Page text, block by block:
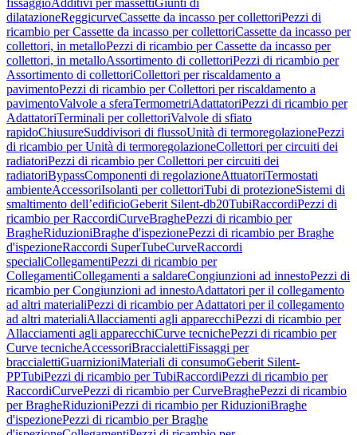
fissaggioAdditivi per massettiGiunti di
dilatazioneReggicurveCassette da incasso per collettoriPezzi di
ricambio per Cassette da incasso per collettoriCassette da incasso per
collettori, in metalloPezzi di ricambio per Cassette da incasso per
collettori, in metalloAssortimento di collettoriPezzi di ricambio per
Assortimento di collettoriCollettori per riscaldamento a
pavimentoPezzi di ricambio per Collettori per riscaldamento a
pavimentoValvole a sferaTermometriAdattatoriPezzi di ricambio per
AdattatoriTerminali per collettoriValvole di sfiato
rapidoChiusureSuddivisori di flussoUnità di termoregolazionePezzi
di ricambio per Unità di termoregolazioneCollettori per circuiti dei
radiatoriPezzi di ricambio per Collettori per circuiti dei
radiatoriBypassComponenti di regolazioneAttuatoriTermostati
ambienteAccessoriIsolanti per collettoriTubi di protezioneSistemi di
smaltimento dell’edificioGeberit Silent-db20TubiRaccordiPezzi di
ricambio per RaccordiCurveBraghePezzi di ricambio per
BragheRiduzioniBraghe d'ispezionePezzi di ricambio per Braghe
d'ispezioneRaccordi SuperTubeCurveRaccordi
specialiCollegamentiPezzi di ricambio per
CollegamentiCollegamenti a saldareCongiunzioni ad innestoPezzi di
ricambio per Congiunzioni ad innestoAdattatori per il collegamento
ad altri materialiPezzi di ricambio per Adattatori per il collegamento
ad altri materialiAllacciamenti agli apparecchiPezzi di ricambio per
Allacciamenti agli apparecchiCurve tecnichePezzi di ricambio per
Curve tecnicheAccessoriBraccialettiFissaggi per
braccialettiGuarnizioniMateriali di consumoGeberit Silent-
PPTubiPezzi di ricambio per TubiRaccordiPezzi di ricambio per
RaccordiCurvePezzi di ricambio per CurveBraghePezzi di ricambio
per BragheRiduzioniPezzi di ricambio per RiduzioniBraghe
d'ispezionePezzi di ricambio per Braghe